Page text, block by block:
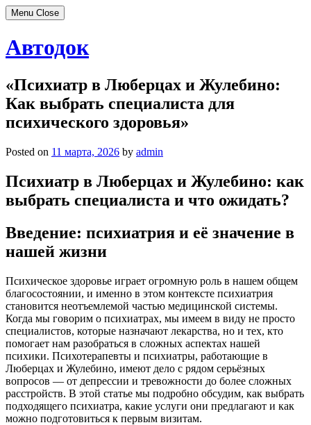
Menu Close
Skip
to
Автодок
«Психиатр в Люберцах и Жулебино:
Как выбрать специалиста для
психического здоровья»
Posted on 11 марта, 2026 by admin
Психиатр в Люберцах и Жулебино: как
выбрать специалиста и что ожидать?
Введение: психиатрия и её значение в
нашей жизни
Психическое здоровье играет огромную роль в нашем общем
благосостоянии, и именно в этом контексте психиатрия
становится неотъемлемой частью медицинской системы.
Когда мы говорим о психиатрах, мы имеем в виду не просто
специалистов, которые назначают лекарства, но и тех, кто
помогает нам разобраться в сложных аспектах нашей
психики. Психотерапевты и психиатры, работающие в
Люберцах и Жулебино, имеют дело с рядом серьёзных
вопросов — от депрессии и тревожности до более сложных
расстройств. В этой статье мы подробно обсудим, как выбрать
подходящего психиатра, какие услуги они предлагают и как
можно подготовиться к первым визитам.